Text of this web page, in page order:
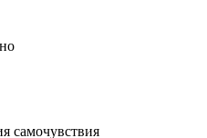
самочувствия